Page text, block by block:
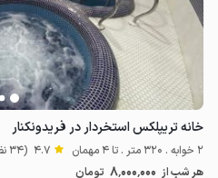
خانه تریپلکس استخردار در فریدونکنار
2 خوابه . 320 متر . تا 4 مهمان 4.7 (34 نظر)
هر شب از 8٬000٬000 تومان